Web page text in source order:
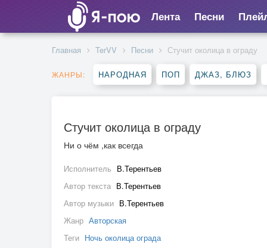
Лента Песни
Главная TerVV Песни Стучит околица в ограду
ЖАНРЫ: НАРОДНАЯ ПОП ДЖАЗ, БЛЮЗ
Стучит околица в ограду
Ни о чём ,как всегда
Исполнитель В.Терентьев
Автор текста В.Терентьев
Автор музыки В.Терентьев
Жанр Авторская
Теги Ночь околица ограда